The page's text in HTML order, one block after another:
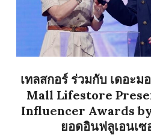
เทลสกอร์ ร่วมกับ เดอะม
Mall Lifestore
Influencer Awards
ยอดอินฟลูเอนเซ